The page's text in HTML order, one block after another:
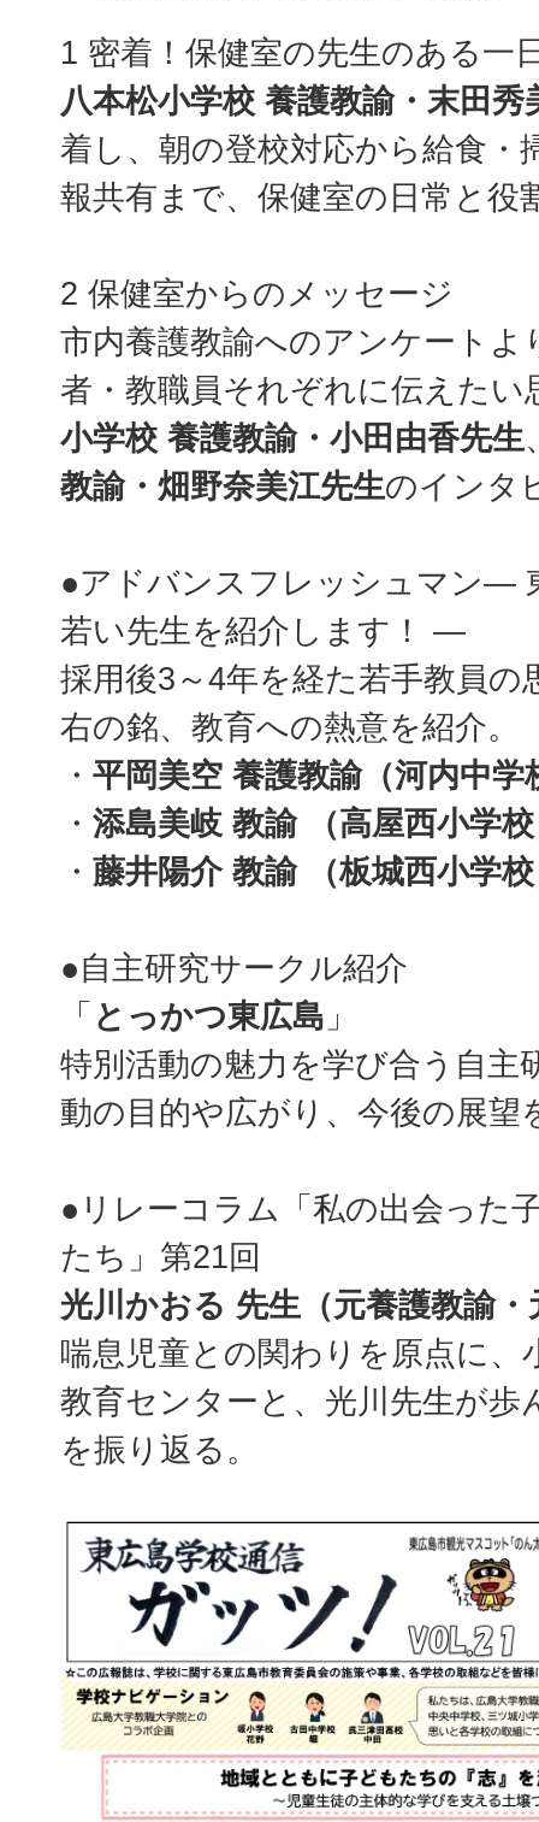
1 密着！保健室の先生のある一
八本松小学校 養護教諭・末田秀
着し、朝の登校対応から給食・
報共有まで、保健室の日常と役
2 保健室からのメッセージ
市内養護教諭へのアンケートよ
者・教職員それぞれに伝えたい
小学校 養護教諭・小田由香先生
教諭・畑野奈美江先生のインタ
●アドバンスフレッシュマン―
若い先生を紹介します！ ―
採用後3～4年を経た若手教員の
右の銘、教育への熱意を紹介。
・ 平岡美空 養護教諭（河内中学
・ 添島美岐 教諭 （高屋西小学
・ 藤井陽介 教諭 （板城西小学
●自主研究サークル紹介
「 とっかつ東広島 」
特別活動の魅力を学び合う自主
動の目的や広がり、今後の展望
●リレーコラム「私の出会った
たち」第21回
光川かおる 先生（元養護教諭・
喘息児童との関わりを原点に、
教育センターと、光川先生が歩
を振り返る。